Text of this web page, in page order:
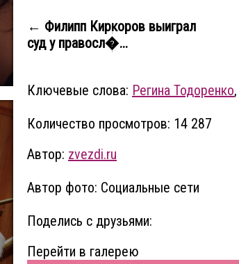
← Филипп Киркоров выиграл
суд у правосл�...
Ключевые слова: Регина Тодоренко,
Количество просмотров: 14 287
Автор: zvezdi.ru
Автор фото: Социальные сети
Поделись с друзьями:
Перейти в галерею